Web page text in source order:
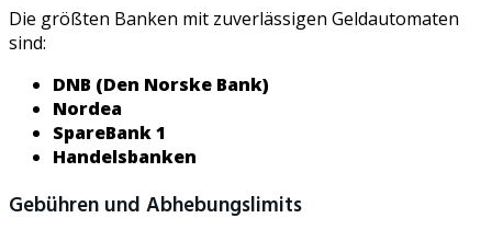
Die größten Banken mit zuverlässigen Geldautomaten
sind:
DNB (Den Norske Bank)
Nordea
SpareBank 1
Handelsbanken
Gebühren und Abhebungslimits